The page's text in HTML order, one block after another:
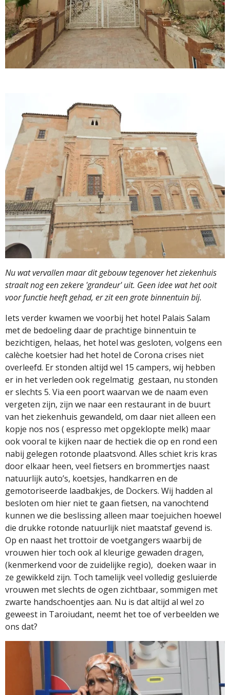
Nu wat vervallen maar dit gebouw tegenover het ziekenhuis
straalt nog een zekere 'grandeur' uit. Geen idee wat het ooit
voor functie heeft gehad, er zit een grote binnentuin bij.
Iets verder kwamen we voorbij het hotel Palais Salam
met de bedoeling daar de prachtige binnentuin te
bezichtigen, helaas, het hotel was gesloten, volgens een
calèche koetsier had het hotel de Corona crises niet
overleefd. Er stonden altijd wel 15 campers, wij hebben
er in het verleden ook regelmatig gestaan, nu stonden
er slechts 5. Via een poort waarvan we de naam even
vergeten zijn, zijn we naar een restaurant in de buurt
van het ziekenhuis gewandeld, om daar niet alleen een
kopje nos nos ( espresso met opgeklopte melk) maar
ook vooral te kijken naar de hectiek die op en rond een
nabij gelegen rotonde plaatsvond. Alles schiet kris kras
door elkaar heen, veel fietsers en brommertjes naast
natuurlijk auto’s, koetsjes, handkarren en de
gemotoriseerde laadbakjes, de Dockers. Wij hadden al
besloten om hier niet te gaan fietsen, na vanochtend
kunnen we die beslissing alleen maar toejuichen hoewel
die drukke rotonde natuurlijk niet maatstaf gevend is.
Op en naast het trottoir de voetgangers waarbij de
vrouwen hier toch ook al kleurige gewaden dragen,
(kenmerkend voor de zuidelijke regio), doeken waar in
ze gewikkeld zijn. Toch tamelijk veel volledig gesluierde
vrouwen met slechts de ogen zichtbaar, sommigen met
zwarte handschoentjes aan. Nu is dat altijd al wel zo
geweest in Taroiudant, neemt het toe of verbeelden we
ons dat?